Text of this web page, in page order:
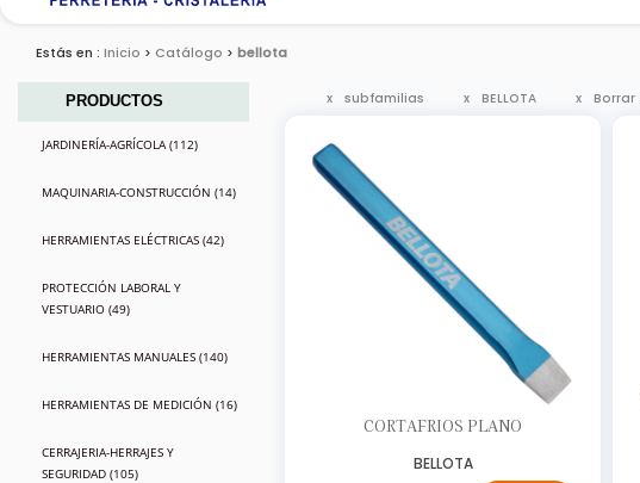
Estás en : Inicio Catálogo bellota
PRODUCTOS
JARDINERÍA-AGRÍCOLA (112)
MAQUINARIA-CONSTRUCCIÓN (14)
HERRAMIENTAS ELÉCTRICAS (42)
PROTECCIÓN LABORAL Y
VESTUARIO (49)
HERRAMIENTAS MANUALES (140)
HERRAMIENTAS DE MEDICIÓN (16)
CERRAJERIA-HERRAJES Y
SEGURIDAD (105)
subfamilias BELLOTA
CORTAFRIOS PLANO
BELLOTA